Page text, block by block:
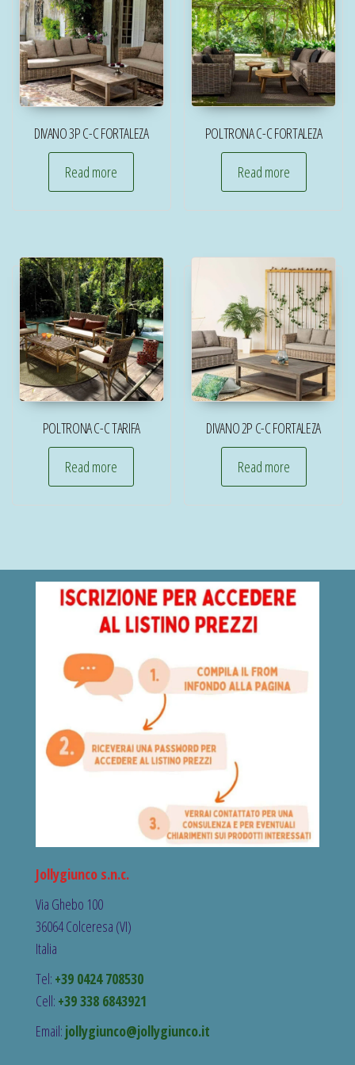
DIVANO 3P C-C FORTALEZA
Read more
POLTRONA C-C FORTALEZA
Read more
POLTRONA C-C TARIFA
Read more
DIVANO 2P C-C FORTALEZA
Read more
Jollygiunco s.n.c.
Via Ghebo 100
36064 Colceresa (VI)
Italia
Tel: +39 0424 708530
Cell: +39 338 6843921
Email: jollygiunco@jollygiunco.it